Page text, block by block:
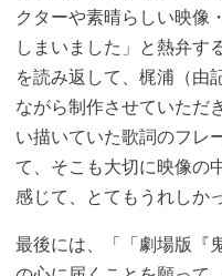
クターや素晴らしい映像
しまいました」と熱弁す
を読み返して、梶浦（由
ながら制作させていただ
い描いていた歌詞のフレ
て、そこも大切に映像の
感じて、とてもうれしか
最後には、「「劇場版『